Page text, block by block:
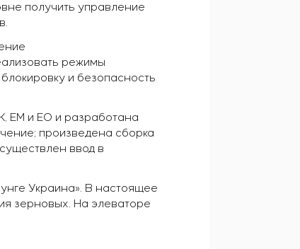
получить управление
режимы
и безопасность
ЕМ и ЕО и разработана
произведена сборка
ввод в
Украина». В настоящее
зерновых. На элеваторе